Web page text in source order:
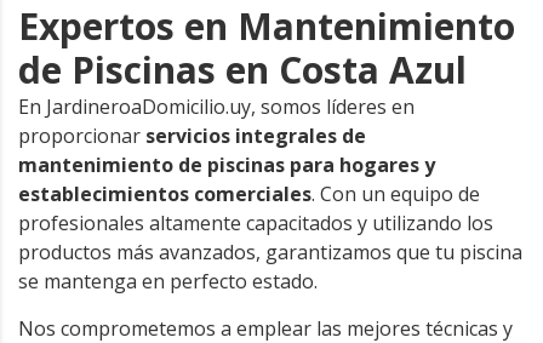
Expertos en Mantenimiento
de Piscinas en Costa Azul
En JardineroaDomicilio.uy, somos líderes en
proporcionar servicios integrales de
mantenimiento de piscinas para hogares y
establecimientos comerciales. Con un equipo de
profesionales altamente capacitados y utilizando los
productos más avanzados, garantizamos que tu piscina
se mantenga en perfecto estado.
Nos comprometemos a emplear las mejores técnicas y